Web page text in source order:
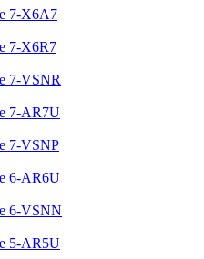
7-X6A7
7-X6R7
7-VSNR
7-AR7U
7-VSNP
6-AR6U
6-VSNN
5-AR5U